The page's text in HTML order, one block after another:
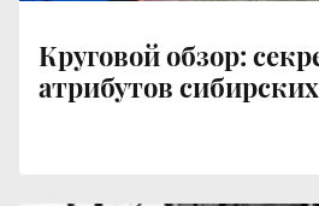
Круговой обзор:
атрибутов